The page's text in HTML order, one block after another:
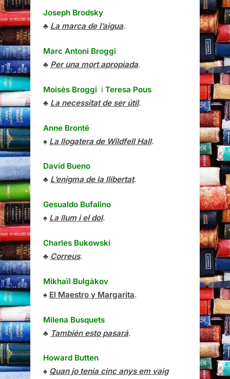
Joseph Brodsky
♣ La marca de l’aigua.
Marc Antoni Broggi
♣ Per una mort apropiada.
Moisès Broggi i Teresa Pous
♣ La necessitat de ser útil.
Anne Brontë
♠ La llogatera de Wildfell Hall.
David Bueno
♣ L’enigma de la llibertat.
Gesualdo Bufalino
♠ La llum i el dol.
Charles Bukowski
♣ Correus.
Mikhaïl Bulgàkov
♠ El Maestro y Margarita.
Milena Busquets
♣ También esto pasará.
Howard Butten
♠ Quan jo tenia cinc anys em vaig